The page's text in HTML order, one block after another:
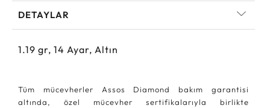
DETAYLAR
1.19 gr, 14 Ayar, Altın
Tüm mücevherler Assos Diamond bakım garantisi
altında, özel mücevher sertifikalarıyla birlikte